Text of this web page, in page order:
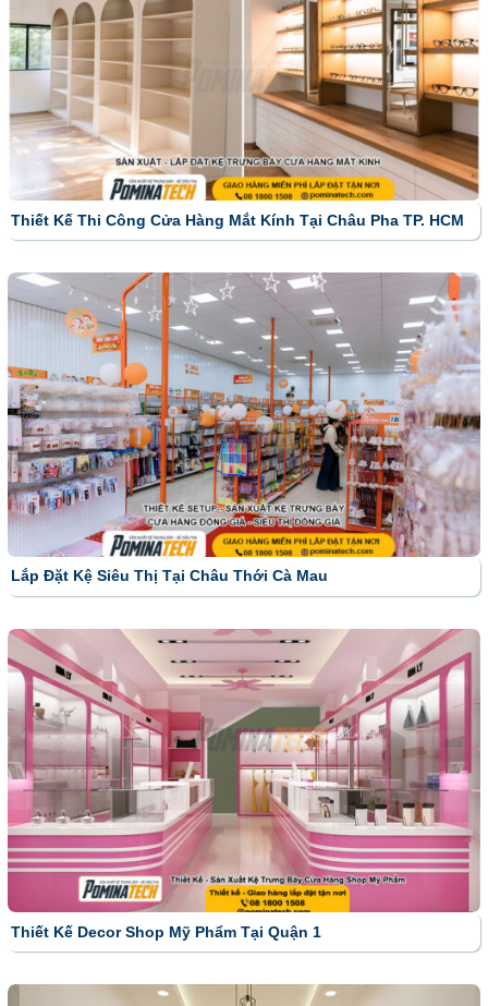
Thiết Kế Thi Công Cửa Hàng Mắt Kính Tại Châu Pha TP. HCM
Lắp Đặt Kệ Siêu Thị Tại Châu Thới Cà Mau
Thiết Kế Decor Shop Mỹ Phẩm Tại Quận 1